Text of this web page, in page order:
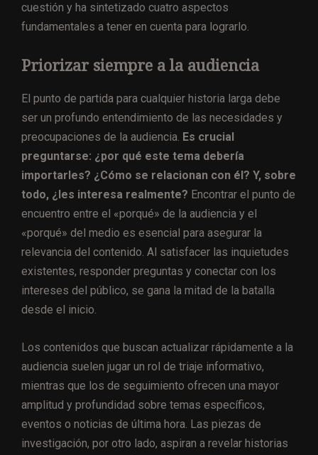
cuestión y ha sintetizado cuatro aspectos
fundamentales a tener en cuenta para lograrlo.
Priorizar siempre a la audiencia
El punto de partida para cualquier historia larga debe
ser un profundo entendimiento de las necesidades y
preocupaciones de la audiencia. Es crucial
preguntarse: ¿por qué este tema debería
importarles? ¿Cómo se relacionan con él? Y, sobre
todo, ¿les interesa realmente? Encontrar el punto de
encuentro entre el «porqué» de la audiencia y el
«porqué» del medio es esencial para asegurar la
relevancia del contenido. Al satisfacer las inquietudes
existentes, responder preguntas y conectar con los
intereses del público, se gana la mitad de la batalla
desde el inicio.
Los contenidos que buscan actualizar rápidamente a la
audiencia suelen jugar un rol de triaje informativo,
mientras que los de seguimiento ofrecen una mayor
amplitud y profundidad sobre temas específicos,
eventos o noticias de última hora. Las piezas de
investigación, por otro lado, aspiran a revelar historias